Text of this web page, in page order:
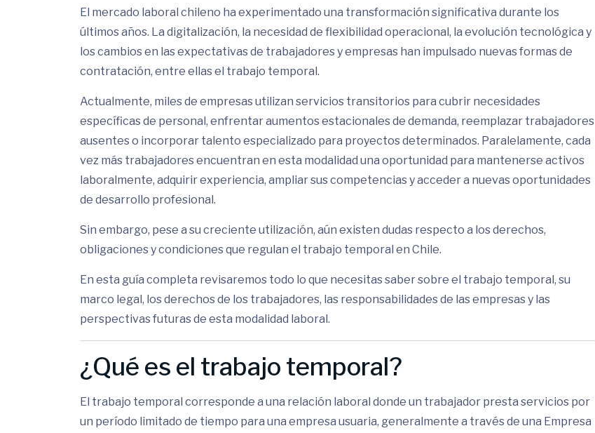
El mercado laboral chileno ha experimentado una transformación significativa durante los
últimos años. La digitalización, la necesidad de flexibilidad operacional, la evolución tecnológica y
los cambios en las expectativas de trabajadores y empresas han impulsado nuevas formas de
contratación, entre ellas el trabajo temporal.
Actualmente, miles de empresas utilizan servicios transitorios para cubrir necesidades
específicas de personal, enfrentar aumentos estacionales de demanda, reemplazar trabajadores
ausentes o incorporar talento especializado para proyectos determinados. Paralelamente, cada
vez más trabajadores encuentran en esta modalidad una oportunidad para mantenerse activos
laboralmente, adquirir experiencia, ampliar sus competencias y acceder a nuevas oportunidades
de desarrollo profesional.
Sin embargo, pese a su creciente utilización, aún existen dudas respecto a los derechos,
obligaciones y condiciones que regulan el trabajo temporal en Chile.
En esta guía completa revisaremos todo lo que necesitas saber sobre el trabajo temporal, su
marco legal, los derechos de los trabajadores, las responsabilidades de las empresas y las
perspectivas futuras de esta modalidad laboral.
¿Qué es el trabajo temporal?
El trabajo temporal corresponde a una relación laboral donde un trabajador presta servicios por
un período limitado de tiempo para una empresa usuaria, generalmente a través de una Empresa